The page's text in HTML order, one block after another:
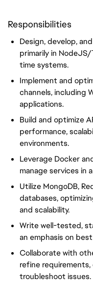
Responsibilities
Design, develop,
primarily in
time systems.
Implement and
channels, including
applications.
Build and optimize
performance,
environments.
Leverage Docker
manage services in
Utilize MongoDB,
databases,
and scalability.
Write well-tested,
an emphasis on
Collaborate with
refine
troubleshoot issues.